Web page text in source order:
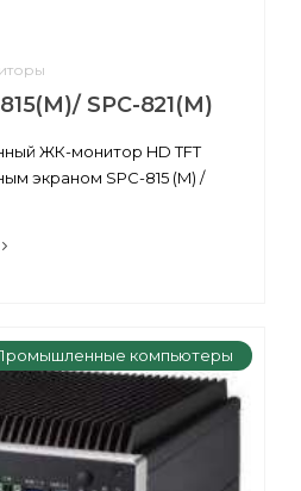
SPC-821(M)
ЖК-монитор HD TFT
экраном SPC-815 (M) /
компьютеры